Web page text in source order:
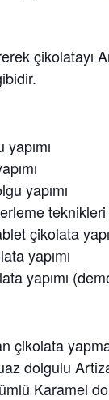
çikolatayı
yapımı
teknikleri
çikolata
yapımı
yapımı
çikolata
dolgulu
Karamel